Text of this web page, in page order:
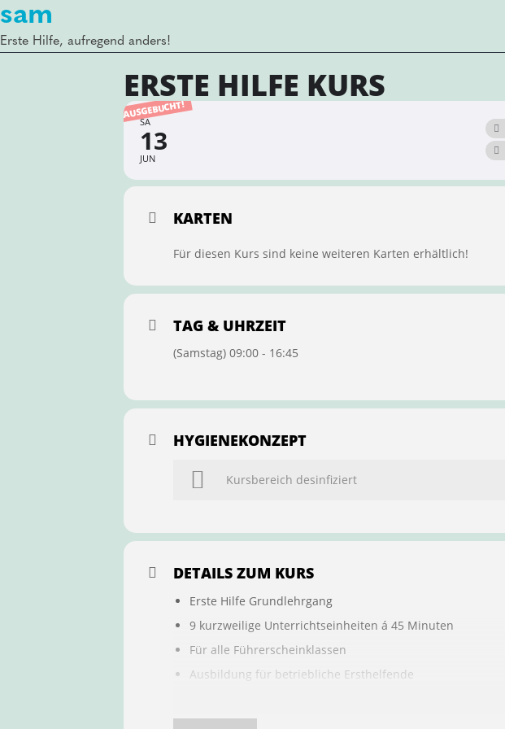
sam
Erste Hilfe, aufregend anders!
ERSTE HILFE KURS
AUSGEBUCHT!
SA
13
JUN
KARTEN
Für diesen Kurs sind keine weiteren Karten erhältlich!
TAG & UHRZEIT
(Samstag) 09:00 - 16:45
HYGIENEKONZEPT
Kursbereich desinfiziert
DETAILS ZUM KURS
Erste Hilfe Grundlehrgang
9 kurzweilige Unterrichtseinheiten á 45 Minuten
Für alle Führerscheinklassen
Ausbildung für betriebliche Ersthelfende